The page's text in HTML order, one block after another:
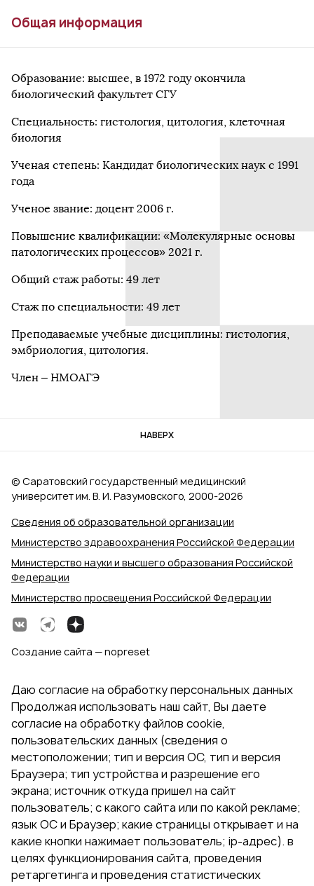
Общая информация
Образование: высшее, в 1972 году окончила
биологический факультет СГУ
Специальность: гистология, цитология, клеточная
биология
Ученая степень: Кандидат биологических наук с 1991
года
Ученое звание: доцент 2006 г.
Повышение квалификации: «Молекулярные основы
патологических процессов» 2021 г.
Общий стаж работы: 49 лет
Стаж по специальности: 49 лет
Преподаваемые учебные дисциплины: гистология,
эмбриология, цитология.
Член – НМОАГЭ
НАВЕРХ
Сведения об образовательной организации
Министерство здравоохранения Российской Федерации
Министерство науки и высшего образования Российской
Федерации
Министерство просвещения Российской Федерации
© Саратовский государственный медицинский
университет им. В. И. Разумовского, 2000‑2026
Создание сайта — nopreset
Даю согласие на обработку персональных данных
Продолжая использовать наш сайт, Вы даете
согласие на обработку файлов cookie,
пользовательских данных (сведения о
местоположении; тип и версия ОС, тип и версия
Браузера; тип устройства и разрешение его
экрана; источник откуда пришел на сайт
пользователь; с какого сайта или по какой рекламе;
язык ОС и Браузер; какие страницы открывает и на
какие кнопки нажимает пользователь; ip-адрес). в
целях функционирования сайта, проведения
ретаргетинга и проведения статистических